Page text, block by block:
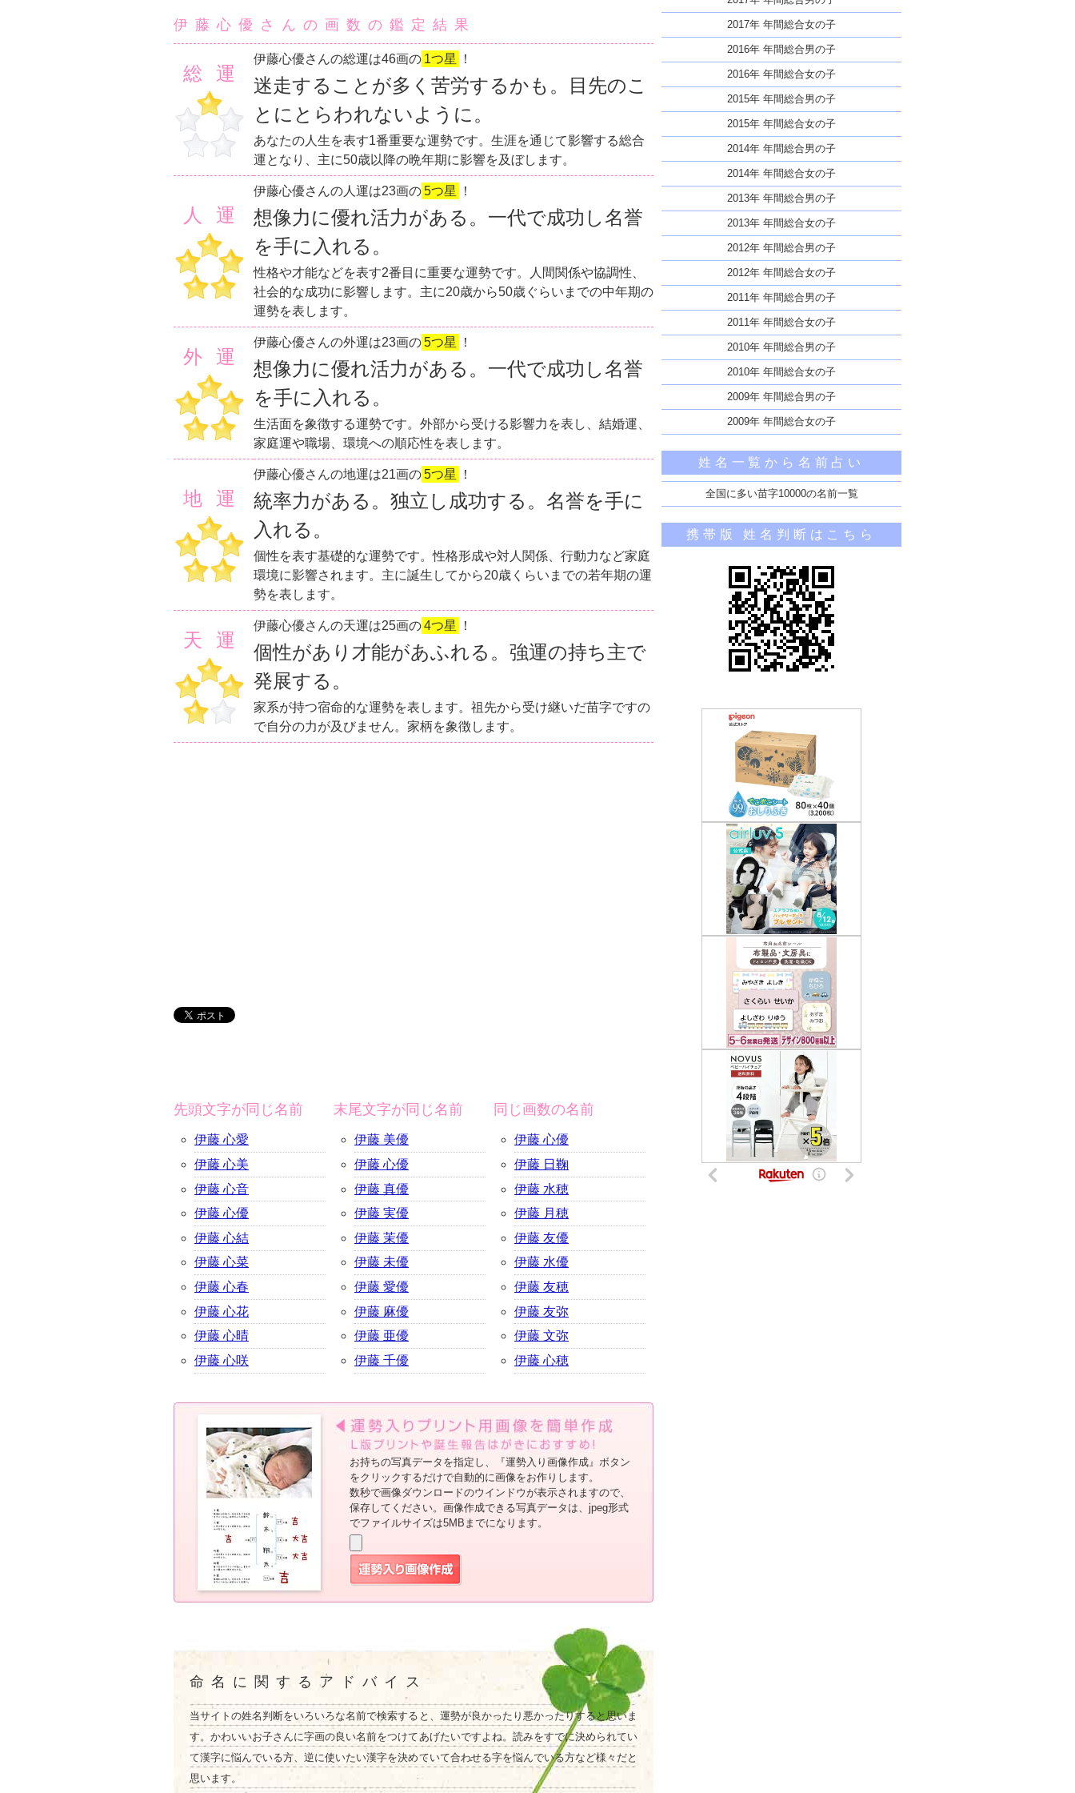
伊藤心優さんの画数の鑑定結果
総運
伊藤心優さんの総運は46画の 1つ星 ！
迷走することが多く苦労するかも。目先のこ
とにとらわれないように。
あなたの人生を表す1番重要な運勢です。生涯を通じて影響する総合
運となり、主に50歳以降の晩年期に影響を及ぼします。
人運
伊藤心優さんの人運は23画の5つ星 ！
想像力に優れ活力がある。一代で成功し名誉
を手に入れる。
性格や才能などを表す2番目に重要な運勢です。人間関係や協調性、
社会的な成功に影響します。主に20歳から50歳ぐらいまでの中年期の
運勢を表します。
外運
伊藤心優さんの外運は23画の5つ星 ！
想像力に優れ活力がある。一代で成功し名誉
を手に入れる。
生活面を象徴する運勢です。外部から受ける影響力を表し、結婚運、
家庭運や職場、環境への順応性を表します。
地運
伊藤心優さんの地運は21画の5つ星 ！
統率力がある。独立し成功する。名誉を手に
入れる。
個性を表す基礎的な運勢です。性格形成や対人関係、行動力など家庭
環境に影響されます。主に誕生してから20歳くらいまでの若年期の運
勢を表します。
天運
伊藤心優さんの天運は25画の4つ星 ！
個性があり才能があふれる。強運の持ち主で
発展する。
家系が持つ宿命的な運勢を表します。祖先から受け継いだ苗字ですの
で自分の力が及びません。家柄を象徴します。
先頭文字が同じ名前
伊藤 心愛
伊藤 心美
伊藤 心音
伊藤 心優
伊藤 心結
伊藤 心菜
伊藤 心春
伊藤 心花
伊藤 心晴
伊藤 心咲
末尾文字が同じ名前
伊藤 美優
伊藤 心優
伊藤 真優
伊藤 実優
伊藤 茉優
伊藤 未優
伊藤 愛優
伊藤 麻優
伊藤 亜優
伊藤 千優
同じ画数の名前
伊藤 心優
伊藤 日鞠
伊藤 水穂
伊藤 月穂
伊藤 友優
伊藤 水優
伊藤 友穂
伊藤 友弥
伊藤 文弥
伊藤 心穂
お持ちの写真データを指定し、『運勢入り画像作成』ボタン
をクリックするだけで自動的に画像をお作りします。
数秒で画像ダウンロードのウインドウが表示されますので、
保存してください。画像作成できる写真データは、jpeg形式
でファイルサイズは5MBまでになります。
命名に関するアドバイス
当サイトの姓名判断をいろいろな名前で検索すると、運勢が良かったり悪かったりすると思いま
す。かわいいお子さんに字画の良い名前をつけてあげたいですよね。読みをすでに決められてい
て漢字に悩んでいる方、逆に使いたい漢字を決めていて合わせる字を悩んでいる方など様々だと
思います。
2017年 年間総合女の子
2016年 年間総合男の子
2016年 年間総合女の子
2015年 年間総合男の子
2015年 年間総合女の子
2014年 年間総合男の子
2014年 年間総合女の子
2013年 年間総合男の子
2013年 年間総合女の子
2012年 年間総合男の子
2012年 年間総合女の子
2011年 年間総合男の子
2011年 年間総合女の子
2010年 年間総合男の子
2010年 年間総合女の子
2009年 年間総合男の子
2009年 年間総合女の子
姓名一覧から名前占い
全国に多い苗字10000の名前一覧
携帯版 姓名判断はこちら